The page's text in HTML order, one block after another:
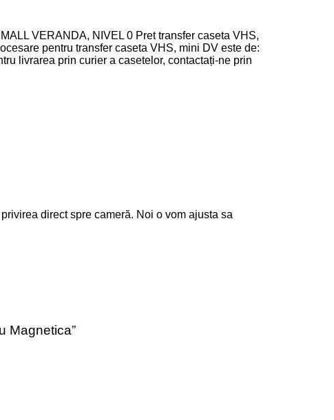
direct spre cameră. Noi o vom ajusta sa
Magnetica”